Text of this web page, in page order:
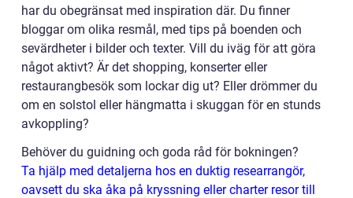
har du obegränsat med inspiration där. Du finner
bloggar om olika resmål, med tips på boenden och
sevärdheter i bilder och texter. Vill du iväg för att göra
något aktivt? Är det shopping, konserter eller
restaurangbesök som lockar dig ut? Eller drömmer du
om en solstol eller hängmatta i skuggan för en stunds
avkoppling?
Behöver du guidning och goda råd för bokningen?
Ta hjälp med detaljerna hos en duktig researrangör,
oavsett du ska åka på kryssning eller charter resor till